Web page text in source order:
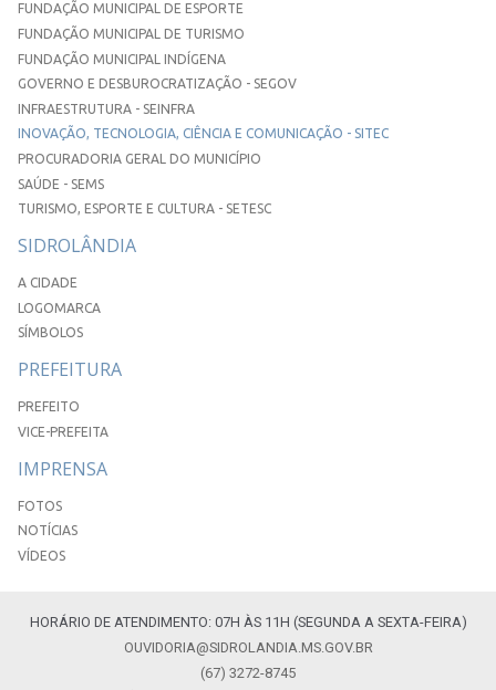
FUNDAÇÃO MUNICIPAL DE ESPORTE
FUNDAÇÃO MUNICIPAL DE TURISMO
FUNDAÇÃO MUNICIPAL INDÍGENA
GOVERNO E DESBUROCRATIZAÇÃO - SEGOV
INFRAESTRUTURA - SEINFRA
INOVAÇÃO, TECNOLOGIA, CIÊNCIA E COMUNICAÇÃO - SITEC
PROCURADORIA GERAL DO MUNICÍPIO
SAÚDE - SEMS
TURISMO, ESPORTE E CULTURA - SETESC
SIDROLÂNDIA
A CIDADE
LOGOMARCA
SÍMBOLOS
PREFEITURA
PREFEITO
VICE-PREFEITA
IMPRENSA
FOTOS
NOTÍCIAS
VÍDEOS
HORÁRIO DE ATENDIMENTO: 07H ÀS 11H (SEGUNDA A SEXTA-FEIRA)
OUVIDORIA@SIDROLANDIA.MS.GOV.BR
(67) 3272-8745